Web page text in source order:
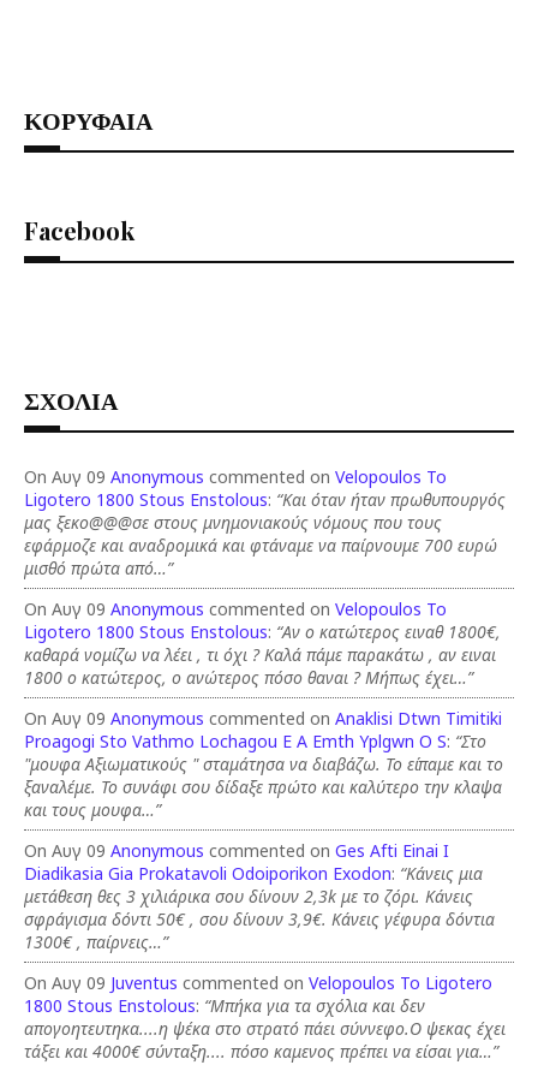
ΚΟΡΥΦΑΙΑ
Facebook
ΣΧΟΛΙΑ
On Αυγ 09 Anonymous commented on Velopoulos To
Ligotero 1800 Stous Enstolous: “Και όταν ήταν πρωθυπουργός
μας ξεκο@@@σε στους μνημονιακούς νόμους που τους
εφάρμοζε και αναδρομικά και φτάναμε να παίρνουμε 700 ευρώ
μισθό πρώτα από…”
On Αυγ 09 Anonymous commented on Velopoulos To
Ligotero 1800 Stous Enstolous: “Αν ο κατώτερος ειναθ 1800€,
καθαρά νομίζω να λέει , τι όχι ? Καλά πάμε παρακάτω , αν ειναι
1800 ο κατώτερος, ο ανώτερος πόσο θαναι ? Μήπως έχει…”
On Αυγ 09 Anonymous commented on Anaklisi Dtwn Timitiki
Proagogi Sto Vathmo Lochagou E A Emth Yplgwn O S: “Στο
"μουφα Αξιωματικούς " σταμάτησα να διαβάζω. Το είπαμε και το
ξαναλέμε. Το συνάφι σου δίδαξε πρώτο και καλύτερο την κλαψα
και τους μουφα…”
On Αυγ 09 Anonymous commented on Ges Afti Einai I
Diadikasia Gia Prokatavoli Odoiporikon Exodon: “Κάνεις μια
μετάθεση θες 3 χιλιάρικα σου δίνουν 2,3k με το ζόρι. Κάνεις
σφράγισμα δόντι 50€ , σου δίνουν 3,9€. Κάνεις γέφυρα δόντια
1300€ , παίρνεις…”
On Αυγ 09 Juventus commented on Velopoulos To Ligotero
1800 Stous Enstolous: “Μπήκα για τα σχόλια και δεν
απογοητευτηκα....η ψέκα στο στρατό πάει σύννεφο.Ο ψεκας έχει
τάξει και 4000€ σύνταξη.... πόσο καμενος πρέπει να είσαι για…”